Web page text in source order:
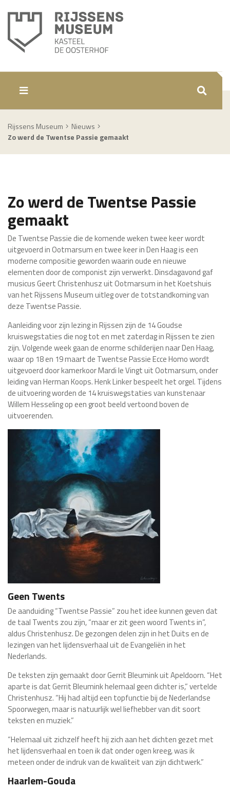
ZOEKEN
Rijssens Museum
Nieuws
Zo werd de Twentse Passie gemaakt
Zo werd de Twentse Passie
gemaakt
De Twentse Passie die de komende weken twee keer wordt
uitgevoerd in Ootmarsum en twee keer in Den Haag is een
moderne compositie geworden waarin oude en nieuwe
elementen door de componist zijn verwerkt. Dinsdagavond gaf
musicus Geert Christenhusz uit Ootmarsum in het Koetshuis
van het Rijssens Museum uitleg over de totstandkoming van
deze Twentse Passie.
Aanleiding voor zijn lezing in Rijssen zijn de 14 Goudse
kruiswegstaties die nog tot en met zaterdag in Rijssen te zien
zijn. Volgende week gaan de enorme schilderijen naar Den Haag,
waar op 18 en 19 maart de Twentse Passie Ecce Homo wordt
uitgevoerd door kamerkoor Mardi le Vingt uit Ootmarsum, onder
leiding van Herman Koops. Henk Linker bespeelt het orgel. Tijdens
de uitvoering worden de 14 kruiswegstaties van kunstenaar
Willem Hesseling op een groot beeld vertoond boven de
uitvoerenden.
Geen Twents
De aanduiding “Twentse Passie” zou het idee kunnen geven dat
de taal Twents zou zijn, “maar er zit geen woord Twents in”,
aldus Christenhusz. De gezongen delen zijn in het Duits en de
lezingen van het lijdensverhaal uit de Evangeliën in het
Nederlands.
De teksten zijn gemaakt door Gerrit Bleumink uit Apeldoorn. “Het
aparte is dat Gerrit Bleumink helemaal geen dichter is,” vertelde
Christenhusz. “Hij had altijd een topfunctie bij de Nederlandse
Spoorwegen, maar is natuurlijk wel liefhebber van dit soort
teksten en muziek.”
“Helemaal uit zichzelf heeft hij zich aan het dichten gezet met
het lijdensverhaal en toen ik dat onder ogen kreeg, was ik
meteen onder de indruk van de kwaliteit van zijn dichtwerk.”
Haarlem-Gouda